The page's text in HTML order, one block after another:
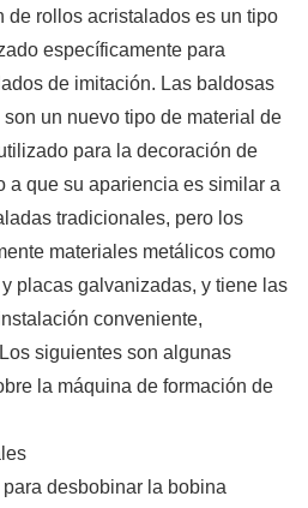
de rollos acristalados es un tipo
específicamente para
de imitación. Las baldosas
un nuevo tipo de material de
para la decoración de
a que su apariencia es similar a
tradicionales, pero los
materiales metálicos como
placas galvanizadas, y tiene las
conveniente,
siguientes son algunas
la máquina de formación de
desbobinar la bobina